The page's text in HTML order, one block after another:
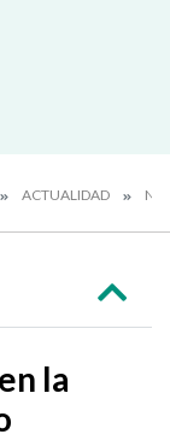
ACTUALIDAD
la